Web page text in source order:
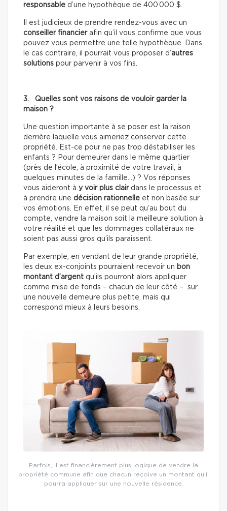
responsable d’une hypothèque de 400 000 $.
Il est judicieux de prendre rendez-vous avec un
conseiller financierafin qu’il vous confirme que vous
pouvez vous permettre une telle hypothèque. Dans
le cas contraire, il pourrait vous proposer d’autres
solutions pour parvenir à vos fins.
3. Quelles sont vos raisons de vouloir garder la
maison ?
Une question importante à se poser est la raison
derrière laquelle vous aimeriez conserver cette
propriété. Est-ce pour ne pas trop déstabiliser les
enfants ? Pour demeurer dans le même quartier
(près de l’école, à proximité de votre travail, à
quelques minutes de la famille...) ? Vos réponses
vous aideront à y voir plus clairdans le processus et
à prendre une décision rationnelle et non basée sur
vos émotions. En effet, il se peut qu’au bout du
compte, vendre la maison soit la meilleure solution à
votre réalité et que les dommages collatéraux ne
soient pas aussi gros qu’ils paraissent.
Par exemple, en vendant de leur grande propriété,
les deux ex-conjoints pourraient recevoir un bon
montant d’argent qu’ils pourront alors appliquer
comme mise de fonds – chacun de leur côté – sur
une nouvelle demeure plus petite, mais qui
correspond mieux à leurs besoins.
Parfois, il est financièrement plus logique de vendre la
propriété commune afin que chacun reçoive un montant qu’il
pourra appliquer sur une nouvelle résidence.